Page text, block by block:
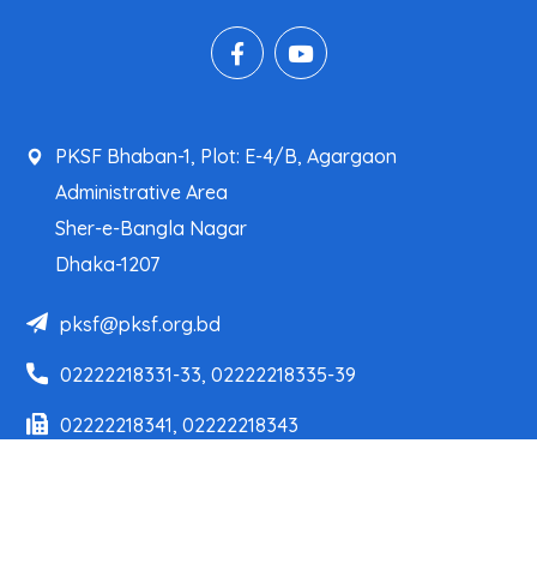
PKSF Bhaban-1, Plot: E-4/B, Agargaon
Administrative Area
Sher-e-Bangla Nagar
Dhaka-1207
pksf@pksf.org.bd
02222218331-33, 02222218335-39
02222218341, 02222218343